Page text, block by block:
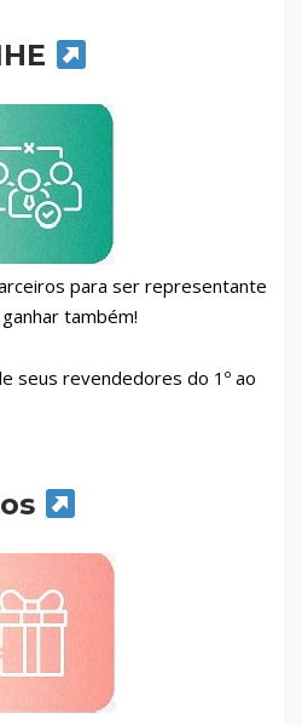
para ser representante
também!
seus revendedores do 1º ao